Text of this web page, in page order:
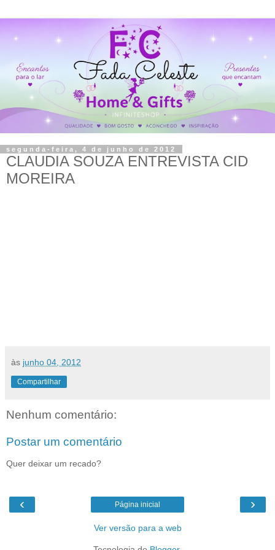
segunda-feira, 4 de junho de 2012
CLAUDIA SOUZA ENTREVISTA CID
MOREIRA
às junho 04, 2012
Compartilhar
Nenhum comentário:
Postar um comentário
Quer deixar um recado?
‹ ›
Página inicial
Ver versão para a web